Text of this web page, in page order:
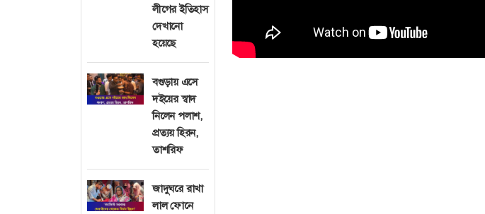
লীগের ইতিহাস
দেখানো
হয়েছে
বগুড়ায় এসে
দইয়ের স্বাদ
নিলেন পলাশ,
প্রত্যয় হিরন,
তাশরিফ
জাদুঘরে রাখা
লাল ফোনে